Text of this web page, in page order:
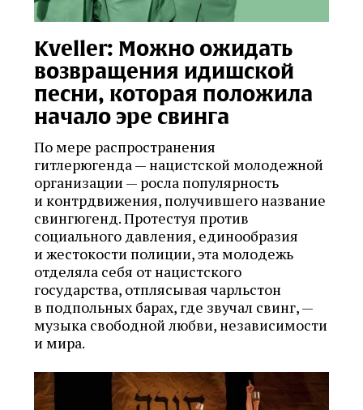
Kveller: Можно ожидать
возвращения идишской
песни, которая положила
начало эре свинга
По мере распространения
гитлерюгенда — нацистской молодежной
организации — росла популярность
и контрдвижения, получившего название
свингюгенд. Протестуя против
социального давления, единообразия
и жестокости полиции, эта молодежь
отделяла себя от нацистского
государства, отплясывая чарльстон
в подпольных барах, где звучал свинг, —
музыка свободной любви, независимости
и мира.